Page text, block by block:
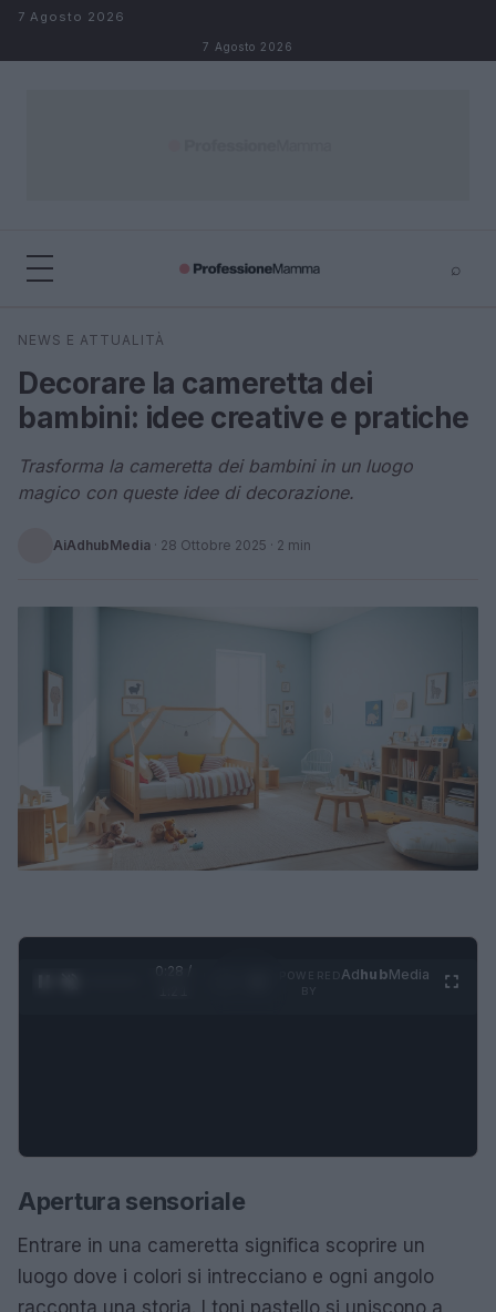
Salta al contenuto
7 Agosto 2026
7 Agosto 2026
⌕
Cerca
NEWS E ATTUALITÀ
Decorare la cameretta dei
bambini: idee creative e pratiche
Trasforma la cameretta dei bambini in un luogo
magico con queste idee di decorazione.
AiAdhubMedia · 28 Ottobre 2025 · 2 min
0:28 /
AdhubMedia
Apertura sensoriale
Entrare in una cameretta significa scoprire un
luogo dove i colori si intrecciano e ogni angolo
racconta una storia. I toni pastello si uniscono a